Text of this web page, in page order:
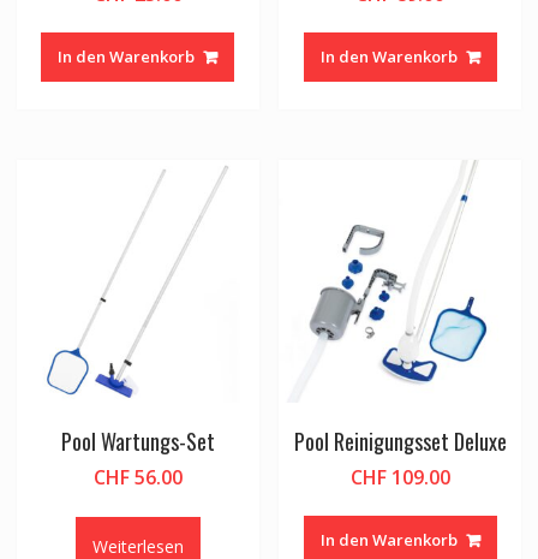
In den Warenkorb In den Warenkorb
Pool Wartungs-Set
CHF56.00
Weiterlesen
Pool Reinigungsset Deluxe
CHF109.00
In den Warenkorb